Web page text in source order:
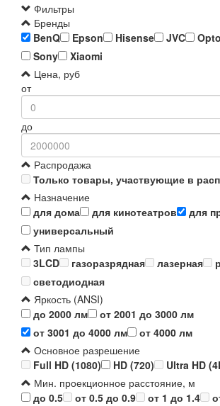
Фильтры
Бренды
BenQ
Epson Hisense JVC
Sony
Xiaomi
Цена, руб
от
до
Распродажа
Только товары, участвующие в
Назначение
для дома
для кинотеатров
для
универсальный
Тип лампы
3LCD
газоразрядная лазерная
светодиодная
Яркость (ANSI)
до 2000 лм
от 2001 до 3000 лм
от 3001 до 4000 лм
от 4000 лм
Основное разрешение
Full HD (1080)
HD (720)
Ultra HD
Мин. проекционное расстояние, м
до 0.5
от 0.5 до 0.9 от 1 до 1.4